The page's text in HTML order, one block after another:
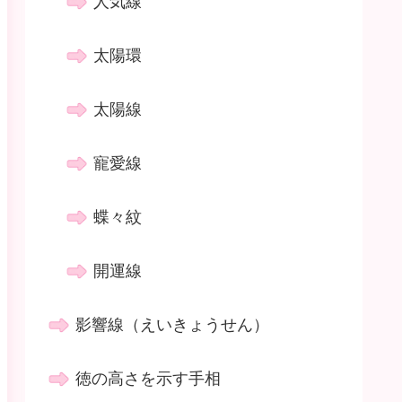
太陽環
太陽線
寵愛線
蝶々紋
開運線
影響線（えいきょうせん）
徳の高さを示す手相